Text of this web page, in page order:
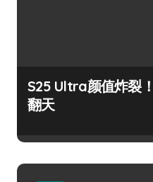
S25 Ultra颜值炸裂
翻天